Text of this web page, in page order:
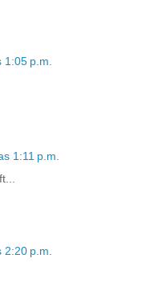
p.m.
1:11 p.m.
p.m.